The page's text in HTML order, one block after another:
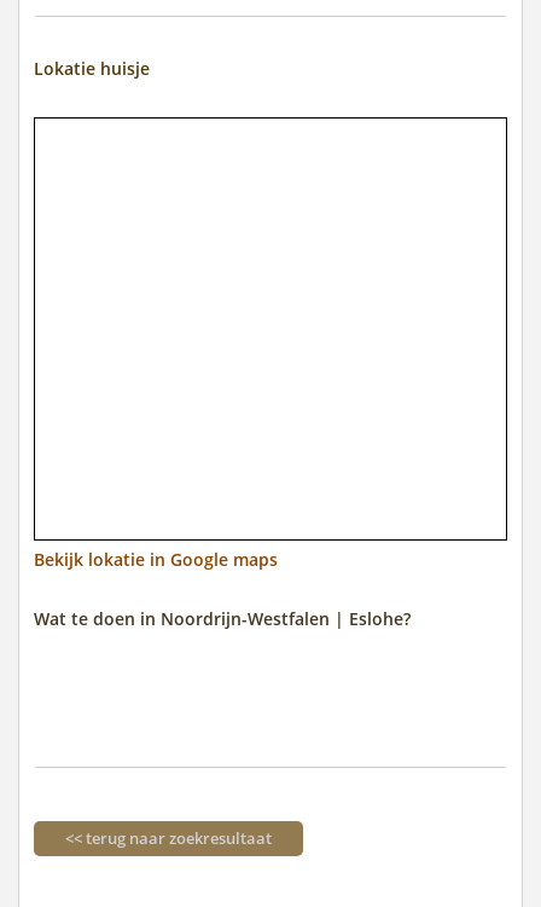
Lokatie huisje
Bekijk lokatie in Google maps
Wat te doen in Noordrijn-Westfalen | Eslohe?
<< terug naar zoekresultaat